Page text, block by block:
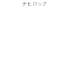
チヒロック